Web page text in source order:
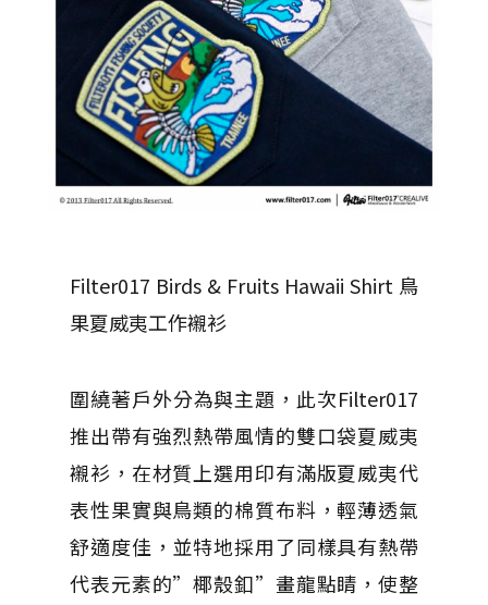
Filter017 Birds & Fruits Hawaii Shirt 鳥
果夏威夷工作襯衫
圍繞著戶外分為與主題，此次Filter017
推出帶有強烈熱帶風情的雙口袋夏威夷
襯衫，在材質上選用印有滿版夏威夷代
表性果實與鳥類的棉質布料，輕薄透氣
舒適度佳，並特地採用了同樣具有熱帶
代表元素的”椰殼釦”畫龍點睛，使整